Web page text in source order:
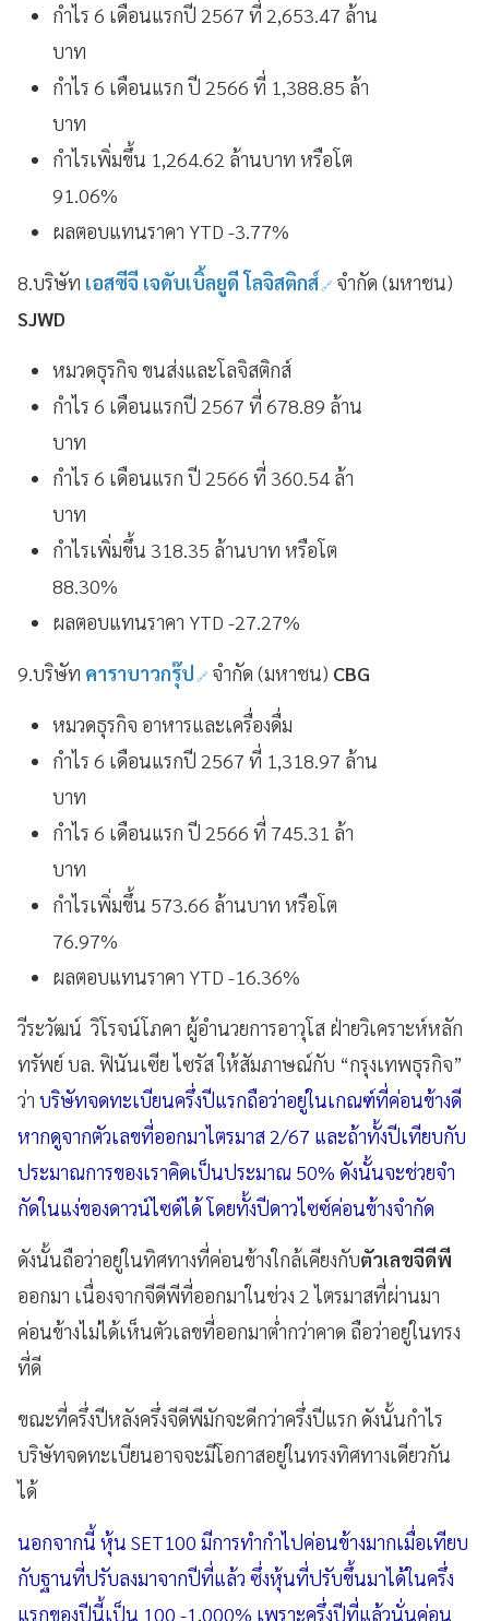
กำไร 6 เดือนแรกปี 2567 ที่ 2,653.47 ล้าน
บาท
กำไร 6 เดือนแรก ปี 2566 ที่ 1,388.85 ล้า
บาท
กำไรเพิ่มขึ้น 1,264.62 ล้านบาท หรือโต
91.06%
ผลตอบแทนราคา YTD -3.77%
8.บริษัท เอสซีจี เจดับเบิ้ลยูดี โลจิสติกส์ จำกัด (มหาชน)
SJWD
หมวดธุรกิจ ขนส่งและโลจิสติกส์
กำไร 6 เดือนแรกปี 2567 ที่ 678.89 ล้าน
บาท
กำไร 6 เดือนแรก ปี 2566 ที่ 360.54 ล้า
บาท
กำไรเพิ่มขึ้น 318.35 ล้านบาท หรือโต
88.30%
ผลตอบแทนราคา YTD -27.27%
9.บริษัท คาราบาวกรุ๊ป จำกัด (มหาชน) CBG
หมวดธุรกิจ อาหารและเครื่องดื่ม
กำไร 6 เดือนแรกปี 2567 ที่ 1,318.97 ล้าน
บาท
กำไร 6 เดือนแรก ปี 2566 ที่ 745.31 ล้า
บาท
กำไรเพิ่มขึ้น 573.66 ล้านบาท หรือโต
76.97%
ผลตอบแทนราคา YTD -16.36%
วีระวัฒน์ วิโรจน์โภคา ผู้อำนวยการอาวุโส ฝ่ายวิเคราะห์หลัก
ทรัพย์ บล. ฟินันเซีย ไซรัส ให้สัมภาษณ์กับ “กรุงเทพธุรกิจ”
ว่า บริษัทจดทะเบียนครึ่งปีแรกถือว่าอยู่ในเกณฑ์ที่ค่อนข้างดี
หากดูจากตัวเลขที่ออกมาไตรมาส 2/67 และถ้าทั้งปีเทียบกับ
ประมาณการของเราคิดเป็นประมาณ 50% ดังนั้นจะช่วยจํา
กัดในแง่ของดาวน์ไซด์ได้ โดยทั้งปีดาวไซซ์ค่อนข้างจํากัด
ดังนั้นถือว่าอยู่ในทิศทางที่ค่อนข้างใกล้เคียงกับตัวเลขจีดีพี
ออกมา เนื่องจากจีดีพีที่ออกมาในช่วง 2 ไตรมาสที่ผ่านมา
ค่อนข้างไม่ได้เห็นตัวเลขที่ออกมาต่ำกว่าคาด ถือว่าอยู่ในทรง
ที่ดี
ขณะที่ครึ่งปีหลังครึ่งจีดีพีมักจะดีกว่าครึ่งปีแรก ดังนั้นกําไร
บริษัทจดทะเบียนอาจจะมีโอกาสอยู่ในทรงทิศทางเดียวกัน
ได้
นอกจากนี้ หุ้น SET100 มีการทำกำไปค่อนข้างมากเมื่อเทียบ
กับฐานที่ปรับลงมาจากปีที่แล้ว ซึ่งหุ้นที่ปรับขึ้นมาได้ในครึ่ง
แรกของปีนี้เป็น 100 -1,000% เพราะครึ่งปีที่แล้วนั่นค่อน